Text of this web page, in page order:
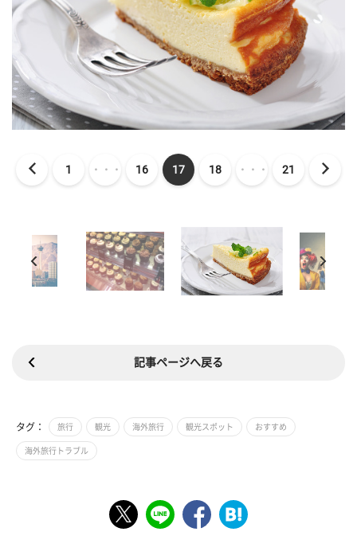
1 ・・・ 16 17 18 ・・・ 21
記事ページへ戻る
タグ： 旅行 観光 海外旅行 観光スポット おすすめ
海外旅行トラブル